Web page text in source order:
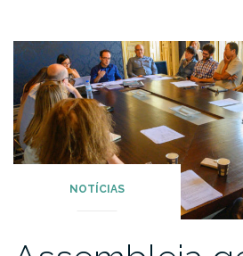
NOTÍCIAS